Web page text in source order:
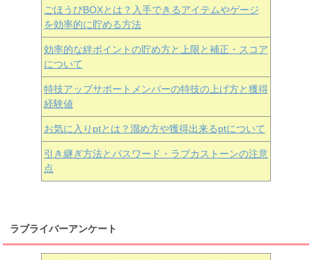
ごほうびBOXとは？入手できるアイテムやゲージ
を効率的に貯める方法
効率的な絆ポイントの貯め方と上限と補正・スコア
について
特技アップサポートメンバーの特技の上げ方と獲得
経験値
お気に入りptとは？溜め方や獲得出来るptについて
引き継ぎ方法とパスワード・ラブカストーンの注意
点
ラブライバーアンケート